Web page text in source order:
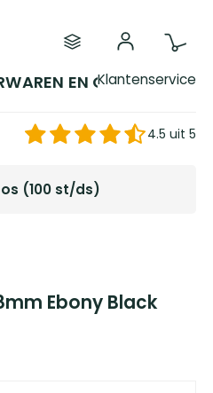
EN GEREEDSCHAP
Klantenservice
4.5 uit 5
(100 st/ds)
Ebony Black